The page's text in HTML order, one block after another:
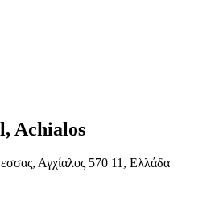
Achialos
Αγχίαλος 570 11, Ελλάδα